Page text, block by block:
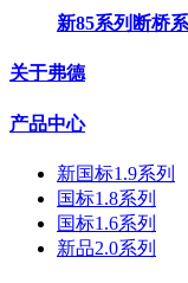
新85系列断桥
关于弗德
产品中心
新国标1.9系列
国标1.8系列
国标1.6系列
新品2.0系列